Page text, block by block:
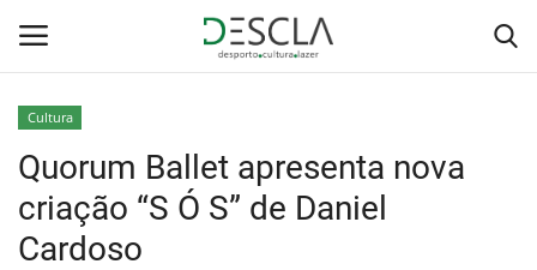
Home
Cultura
Quorum Ballet apresenta nova
criação “S Ó S” de Daniel
Cardoso